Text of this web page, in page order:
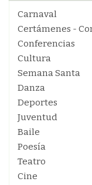
Carnaval
Certámenes -
Conferencias
Cultura
Semana Santa
Danza
Deportes
Juventud
Baile
Poesía
Teatro
Cine